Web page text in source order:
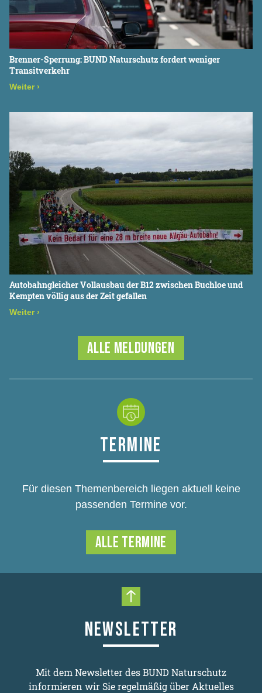
Brenner-Sperrung: BUND Naturschutz fordert weniger
Transitverkehr
Weiter ›
Autobahngleicher Vollausbau der B12 zwischen Buchloe und
Kempten völlig aus der Zeit gefallen
Weiter ›
ALLE MELDUNGEN
TERMINE
Für diesen Themenbereich liegen aktuell keine
passenden Termine vor.
ALLE TERMINE
Nach oben scrollen
NEWSLETTER
Mit dem Newsletter des BUND Naturschutz
informieren wir Sie regelmäßig über Aktuelles